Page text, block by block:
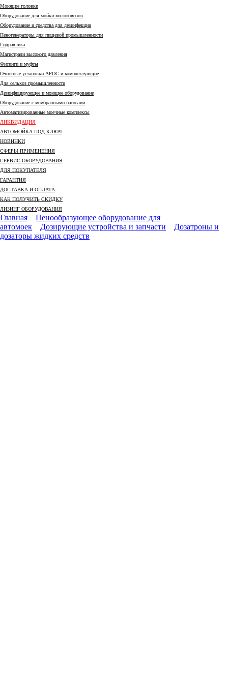
Моющие головки
Оборудование для мойки молоковозов
Оборудование и средства для дезинфекции
Пеногенераторы для пищевой промышленности
Гидравлика
Магистрали высокого давления
Фитинги и муфты
Очистные установки АРОС и комплектующие
Для сельхоз промышленности
Дезинфицирующее и моющее оборудование
Оборудование с мембранными насосами
Автоматизированные моечные комплексы
ЛИКВИДАЦИЯ
АВТОМОЙКА ПОД КЛЮЧ
НОВИНКИ
СФЕРЫ ПРИМЕНЕНИЯ
СЕРВИС ОБОРУДОВАНИЯ
ДЛЯ ПОКУПАТЕЛЯ
ГАРАНТИЯ
ДОСТАВКА И ОПЛАТА
КАК ПОЛУЧИТЬ СКИДКУ
ЛИЗИНГ ОБОРУДОВАНИЯ
Главная
Пенообразующее оборудование для
автомоек
Дозирующие устройства и запчасти
Дозатроны и
дозаторы жидких средств